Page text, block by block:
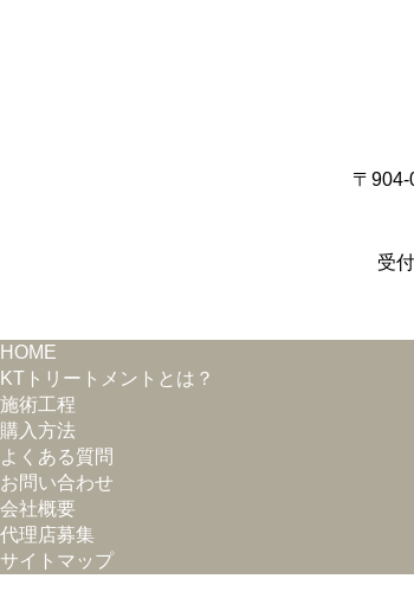
〒
受
HOME
KTトリートメントとは？
施術工程
購入方法
よくある質問
お問い合わせ
会社概要
代理店募集
サイトマップ